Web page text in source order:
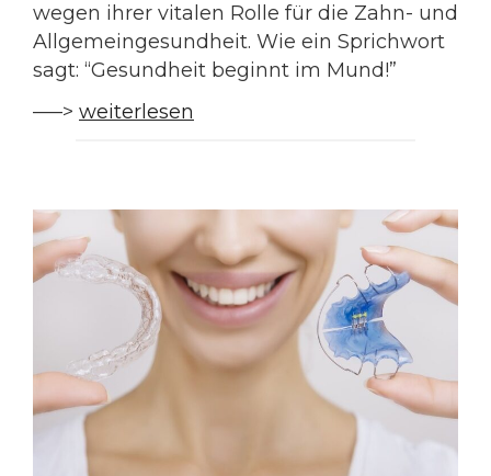
wegen ihrer vitalen Rolle für die Zahn- und
Allgemeingesundheit. Wie ein Sprichwort
sagt: “Gesundheit beginnt im Mund!”
—–> weiterlesen